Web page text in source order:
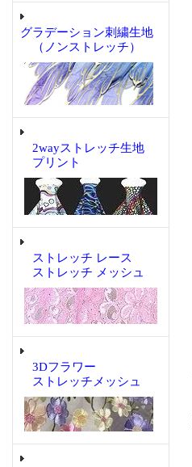
グラデーション刺繍生地
（ノンストレッチ）
2wayストレッチ生地
プリント
ストレッチ レース
ストレッチ メッシュ
3Dフラワー
ストレッチメッシュ